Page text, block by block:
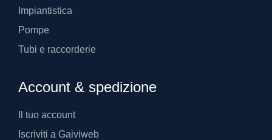
Impiantistica
Pompe
Tubi e raccorderie
Account & spedizione
Il tuo account
Iscriviti a Gaiviweb